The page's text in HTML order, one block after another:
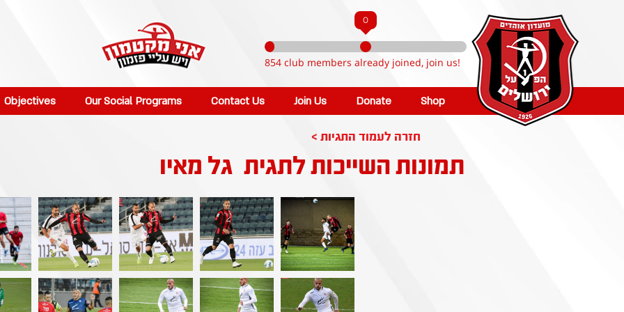
0
854 club members already joined, join us!
Objectives Our Social Programs Contact Us Join Us Donate Shop
< חזרה לעמוד התגיות
גל מאיו תמונות השייכות לתגית